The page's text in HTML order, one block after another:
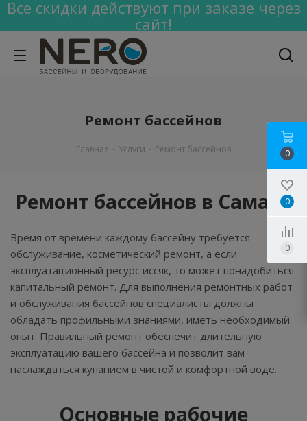
Все скидки действуют при заказе через
сайт!
Ремонт бассейнов
Главная - Услуги - Ремонт бассейнов
Ремонт бассейнов в Самаре
Время от времени каждому бассейну требуется
обслуживание, косметический ремонт, а если
эксплуатационный ресурс иссяк, то может понадобиться
капитальный ремонт. Для выполнения ремонтных работ
и обслуживания бассейнов специалисты должны
обладать профильными знаниями, иметь необходимый
опыт. Правильный ремонт обеспечит длительную
эксплуатацию вашего бассейна и позволит вам
наслаждаться купанием в чистой и комфортной воде.
Основные рабочие
0
0
0